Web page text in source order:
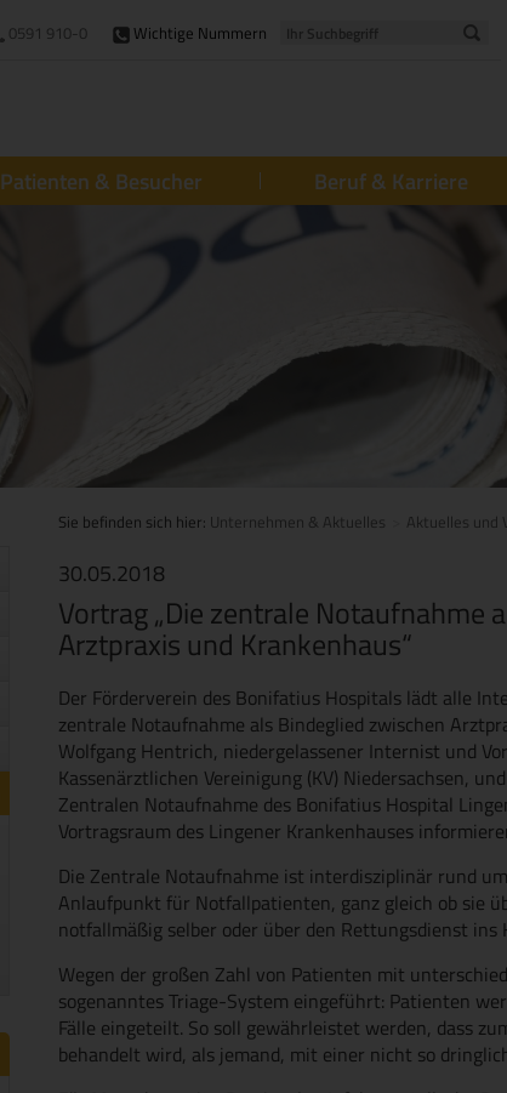
0591 910-0 Wichtige Nummern
Patienten & Besucher Beruf & Karriere
Sie befinden sich hier: Unternehmen & Aktuelles Aktuelles und
30.05.2018
Vortrag „Die zentrale Notaufnahme
Arztpraxis und Krankenhaus“
Der Förderverein des Bonifatius Hospitals lädt alle
zentrale Notaufnahme als Bindeglied zwischen
Wolfgang Hentrich, niedergelassener Internist und
Kassenärztlichen Vereinigung (KV) Niedersachsen,
Zentralen Notaufnahme des Bonifatius Hospital
Vortragsraum des Lingener Krankenhauses
Die Zentrale Notaufnahme ist interdisziplinär rund
Anlaufpunkt für Notfallpatienten, ganz gleich ob sie
notfallmäßig selber oder über den Rettungsdienst ins
Wegen der großen Zahl von Patienten mit
sogenanntes Triage-System eingeführt: Patienten
Fälle eingeteilt. So soll gewährleistet werden, dass
behandelt wird, als jemand, mit einer nicht so